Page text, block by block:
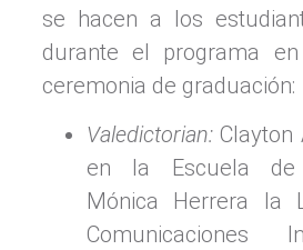
se hacen a los
durante el programa
ceremonia de graduación:
Valedictorian:Clayton
en la Escuela de
Mónica Herrera la
Comunicaciones